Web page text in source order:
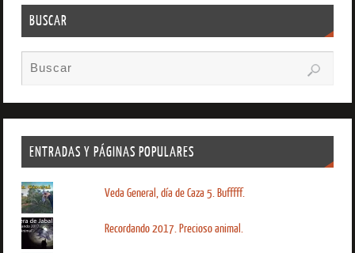
BUSCAR
ENTRADAS Y PÁGINAS POPULARES
Veda General, día de Caza 5. Bufffff.
Recordando 2017. Precioso animal.